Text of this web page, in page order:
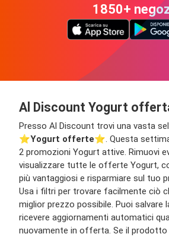
1850+
Al Discount Yogurt
Presso Al Discount trovi una vasta
⭐️Yogurt offerte⭐️. Questa
2 promozioni Yogurt attive. Rimuovi
visualizzare tutte le offerte Yogurt,
più vantaggiosi e risparmiare sul tuo
Usa i filtri per trovare facilmente ciò
miglior prezzo possibile. Puoi salvare
ricevere aggiornamenti automatici
nuovamente in offerta. Se il